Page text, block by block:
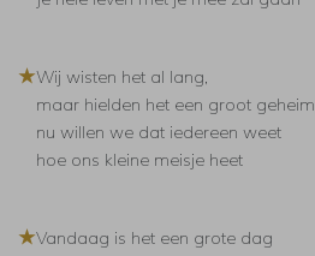
★Wij wisten het al lang,
maar hielden het een groot geheim
nu willen we dat iedereen weet
hoe ons kleine meisje heet
★Vandaag is het een grote dag